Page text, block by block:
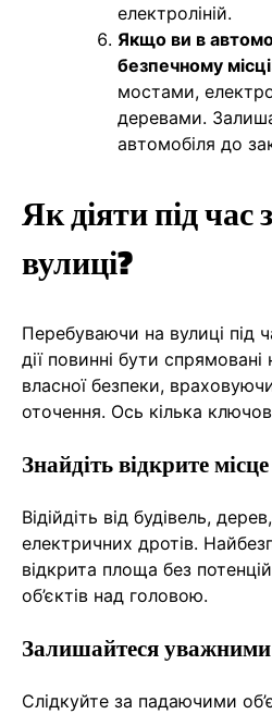
електроліній.
Якщо ви в
безпечному місці
мостами,
деревами.
автомобіля до
Як діяти під час
вулиці?
Перебуваючи на вулиці під
дії повинні бути спрямовані
власної безпеки,
оточення. Ось кілька
Знайдіть відкрите місце
Відійдіть від будівель,
електричних дротів.
відкрита площа без
об’єктів над головою.
Залишайтеся уважними
Слідкуйте за падаючими